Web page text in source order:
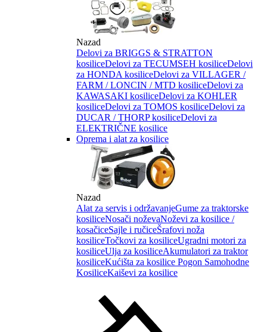
Nazad
Delovi za BRIGGS & STRATTON
kosiliceDelovi za TECUMSEH kosiliceDelovi
za HONDA kosiliceDelovi za VILLAGER /
FARM / LONCIN / MTD kosiliceDelovi za
KAWASAKI kosiliceDelovi za KOHLER
kosiliceDelovi za TOMOS kosiliceDelovi za
DUCAR / THORP kosiliceDelovi za
ELEKTRIČNE kosilice
Oprema i alat za kosilice
Nazad
Alat za servis i održavanjeGume za traktorske
kosiliceNosači noževaNoževi za kosilice /
kosačiceSajle i ručiceŠrafovi noža
kosiliceTočkovi za kosiliceUgradni motori za
kosiliceUlja za kosiliceAkumulatori za traktor
kosiliceKućišta za kosilice Pogon Samohodne
KosiliceKaiševi za kosilice